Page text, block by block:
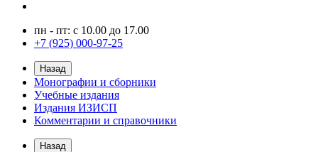
пн - пт: с 10.00 до 17.00
+7 (925) 000-97-25
Назад
Монографии и сборники
Учебные издания
Издания ИЗИСП
Комментарии и справочники
Назад